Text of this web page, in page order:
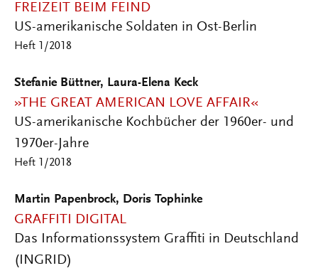
FREIZEIT BEIM FEIND
US-amerikanische Soldaten in Ost-Berlin
Heft 1/2018
Stefanie Büttner, Laura-Elena Keck
»THE GREAT AMERICAN LOVE AFFAIR«
US-amerikanische Kochbücher der 1960er- und
1970er-Jahre
Heft 1/2018
Martin Papenbrock, Doris Tophinke
GRAFFITI DIGITAL
Das Informationssystem Graffiti in Deutschland
(INGRID)